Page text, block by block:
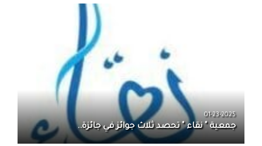
01-23-2025
جمعية " نقاء " تحصد ثلاث جوائز في جائزة..